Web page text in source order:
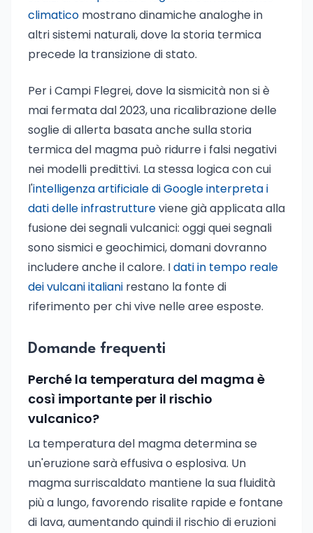
climatico mostrano dinamiche analoghe in
altri sistemi naturali, dove la storia termica
precede la transizione di stato.
Per i Campi Flegrei, dove la sismicità non si è
mai fermata dal 2023, una ricalibrazione delle
soglie di allerta basata anche sulla storia
termica del magma può ridurre i falsi negativi
nei modelli predittivi. La stessa logica con cui
l'intelligenza artificiale di Google interpreta i
dati delle infrastruttureviene già applicata alla
fusione dei segnali vulcanici: oggi quei segnali
sono sismici e geochimici, domani dovranno
includere anche il calore. Idati in tempo reale
dei vulcani italiani restano la fonte di
riferimento per chi vive nelle aree esposte.
Domande frequenti
Perché la temperatura del magma è
così importante per il rischio
vulcanico?
La temperatura del magma determina se
un'eruzione sarà effusiva o esplosiva. Un
magma surriscaldato mantiene la sua fluidità
più a lungo, favorendo risalite rapide e fontane
di lava, aumentando quindi il rischio di eruzioni